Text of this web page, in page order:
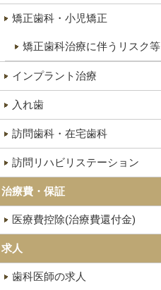
矯正歯科・小児矯正
矯正歯科治療に伴うリスク等
インプラント治療
入れ歯
訪問歯科・在宅歯科
訪問リハビリステーション
治療費・保証
医療費控除(治療費還付金)
求人
歯科医師の求人